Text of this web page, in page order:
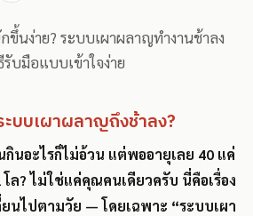
ขึ้นง่าย? ระบบเผาผลาญทำงานช้าลง
บมือแบบเข้าใจง่าย
บบเผาผลาญถึงช้าลง?
กินอะไรก็ไม่อ้วน แต่พออายุเลย 40 แค่
ล? ไม่ใช่แค่คุณคนเดียวครับ นี่คือเรื่อง
นไปตามวัย — โดยเฉพาะ “ระบบเผา